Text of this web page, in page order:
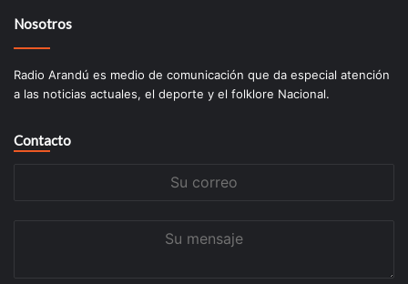
Nosotros
Radio Arandú es medio de comunicación que da especial atención
a las noticias actuales, el deporte y el folklore Nacional.
Contacto